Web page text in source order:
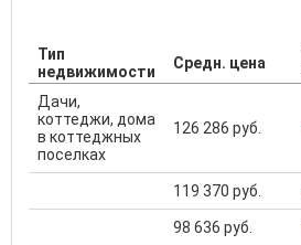
Тип
недвижимости
Средн. цена
Дачи,
коттеджи, дома
в коттеджных
поселках
126 286 руб.
119 370 руб.
98 636 руб.